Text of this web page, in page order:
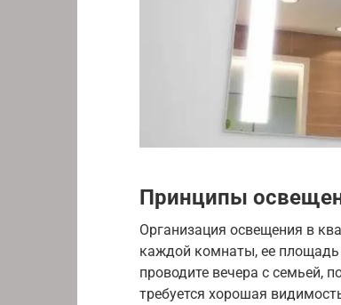
Принципы
Организация освещения в
каждой комнаты, ее площадь
проводите вечера с семьей,
требуется хорошая